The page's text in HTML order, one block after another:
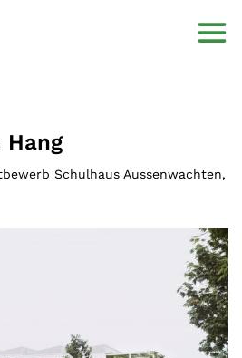
Hang
Schulhaus Aussenwachten,